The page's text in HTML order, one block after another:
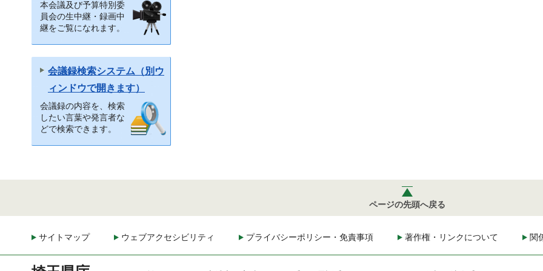
本会議及び予算特別委
員会の生中継・録画中
継をご覧になれます。
会議録検索システム（別ウ
ィンドウで開きます）
会議録の内容を、検索
したい言葉や発言者な
どで検索できます。
ページの先頭へ戻る
サイトマップ ウェブアクセシビリティ プライバシーポリシー・免責事項 著作権・リンクについて 関